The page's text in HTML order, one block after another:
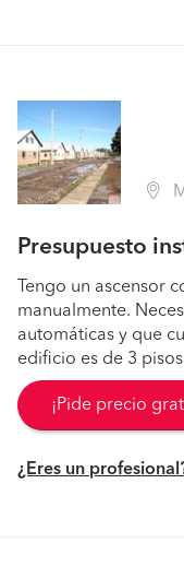
Presupuesto
Tengo un ascensor
manualmente.
automáticas y que
edificio es de 3
¡Pide precio
¿Eres un